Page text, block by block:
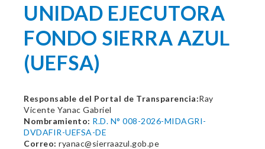
UNIDAD EJECUTORA
FONDO SIERRA AZUL
(UEFSA)
Responsable del Portal de Transparencia:Ray
Vicente Yanac Gabriel
Nombramiento: R.D. N° 008-2026-MIDAGRI-
DVDAFIR-UEFSA-DE
Correo: ryanac@sierraazul.gob.pe